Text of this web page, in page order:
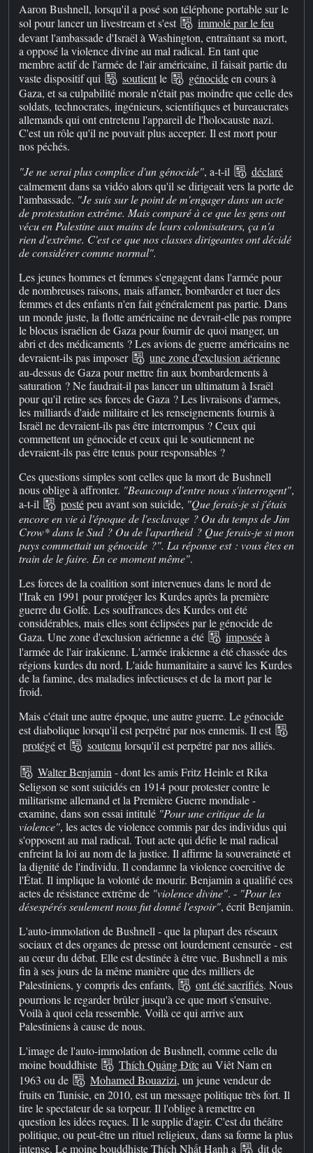
Aaron Bushnell, lorsqu'il a posé son téléphone portable sur le
sol pour lancer un livestream et s'est
immolé par le feu
devant l'ambassade d'Israël à Washington, entraînant sa mort,
a opposé la violence divine au mal radical. En tant que
membre actif de l'armée de l'air américaine, il faisait partie du
vaste dispositif qui
soutientle génocideen cours à
Gaza, et sa culpabilité morale n'était pas moindre que celle des
soldats, technocrates, ingénieurs, scientifiques et bureaucrates
allemands qui ont entretenu l'appareil de l'holocauste nazi.
C'est un rôle qu'il ne pouvait plus accepter. Il est mort pour
nos péchés.
"Je ne serai plus complice d'un génocide", a-t-il
déclaré
calmement dans sa vidéo alors qu'il se dirigeait vers la porte de
l'ambassade. "Je suis sur le point de m'engager dans un acte
de protestation extrême. Mais comparé à ce que les gens ont
vécu en Palestine aux mains de leurs colonisateurs, ça n'a
rien d'extrême. C'est ce que nos classes dirigeantes ont décidé
de considérer comme normal".
Les jeunes hommes et femmes s'engagent dans l'armée pour
de nombreuses raisons, mais affamer, bombarder et tuer des
femmes et des enfants n'en fait généralement pas partie. Dans
un monde juste, la flotte américaine ne devrait-elle pas rompre
le blocus israélien de Gaza pour fournir de quoi manger, un
abri et des médicaments ? Les avions de guerre américains ne
devraient-ils pas imposer
une zone d'exclusion aérienne
au-dessus de Gaza pour mettre fin aux bombardements à
saturation ? Ne faudrait-il pas lancer un ultimatum à Israël
pour qu'il retire ses forces de Gaza ? Les livraisons d'armes,
les milliards d'aide militaire et les renseignements fournis à
Israël ne devraient-ils pas être interrompus ? Ceux qui
commettent un génocide et ceux qui le soutiennent ne
devraient-ils pas être tenus pour responsables ?
Ces questions simples sont celles que la mort de Bushnell
nous oblige à affronter. "Beaucoup d'entre nous s'interrogent",
a-t-il
postépeu avant son suicide, "Que ferais-je si j'étais
encore en vie à l'époque de l'esclavage ? Ou du temps de Jim
Crow* dans le Sud ? Ou de l'apartheid ? Que ferais-je si mon
pays commettait un génocide ?". La réponse est : vous êtes en
train de le faire. En ce moment même".
Les forces de la coalition sont intervenues dans le nord de
l'Irak en 1991 pour protéger les Kurdes après la première
guerre du Golfe. Les souffrances des Kurdes ont été
considérables, mais elles sont éclipsées par le génocide de
Gaza. Une zone d'exclusion aérienne a été
imposéeà
l'armée de l'air irakienne. L'armée irakienne a été chassée des
régions kurdes du nord. L'aide humanitaire a sauvé les Kurdes
de la famine, des maladies infectieuses et de la mort par le
froid.
Mais c'était une autre époque, une autre guerre. Le génocide
est diabolique lorsqu'il est perpétré par nos ennemis. Il est
protégéet soutenu lorsqu'il est perpétré par nos alliés.
Walter Benjamin - dont les amis Fritz Heinle et Rika
Seligson se sont suicidés en 1914 pour protester contre le
militarisme allemand et la Première Guerre mondiale -
examine, dans son essai intitulé "Pour une critique de la
violence", les actes de violence commis par des individus qui
s'opposent au mal radical. Tout acte qui défie le mal radical
enfreint la loi au nom de la justice. Il affirme la souveraineté et
la dignité de l'individu. Il condamne la violence coercitive de
l'État. Il implique la volonté de mourir. Benjamin a qualifié ces
actes de résistance extrême de "violence divine". - "Pour les
désespérés seulement nous fut donné l'espoir", écrit Benjamin.
L'auto-immolation de Bushnell - que la plupart des réseaux
sociaux et des organes de presse ont lourdement censurée - est
au cœur du débat. Elle est destinée à être vue. Bushnell a mis
fin à ses jours de la même manière que des milliers de
Palestiniens, y compris des enfants,
ont été sacrifiés. Nous
pourrions le regarder brûler jusqu'à ce que mort s'ensuive.
Voilà à quoi cela ressemble. Voilà ce qui arrive aux
Palestiniens à cause de nous.
L'image de l'auto-immolation de Bushnell, comme celle du
moine bouddhiste
Thích Quảng Đứcau Viêt Nam en
1963 ou de
Mohamed Bouazizi, un jeune vendeur de
fruits en Tunisie, en 2010, est un message politique très fort. Il
tire le spectateur de sa torpeur. Il l'oblige à remettre en
question les idées reçues. Il le supplie d'agir. C'est du théâtre
politique, ou peut-être un rituel religieux, dans sa forme la plus
intense. Le moine bouddhiste Thích Nhất Hạnh a
ditde